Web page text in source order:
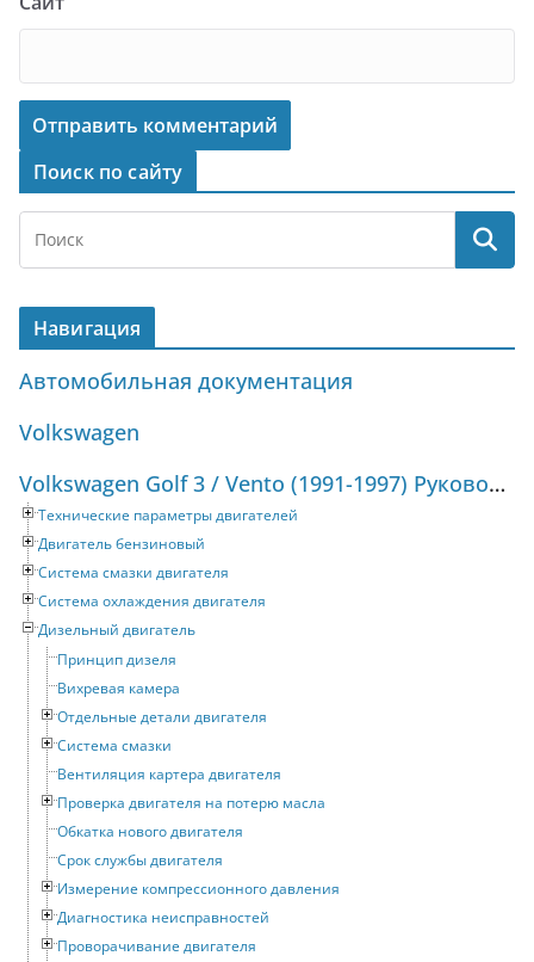
Поиск по сайту
Навигация
Автомобильная документация
Volkswagen
Volkswagen Golf 3 / Vento (1991-1997) Руководство по ремонту и техническому обслуживанию
Технические параметры двигателей
Двигатель бензиновый
Система смазки двигателя
Система охлаждения двигателя
Дизельный двигатель
Принцип дизеля
Вихревая камера
Отдельные детали двигателя
Система смазки
Вентиляция картера двигателя
Проверка двигателя на потерю масла
Обкатка нового двигателя
Срок службы двигателя
Измерение компрессионного давления
Диагностика неисправностей
Проворачивание двигателя